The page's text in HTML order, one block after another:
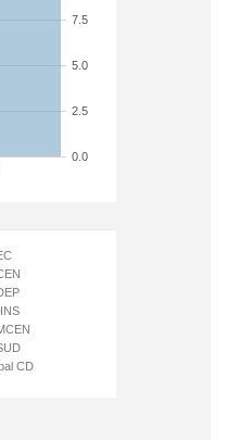
0.0
2.5
5.0
7.5
CD